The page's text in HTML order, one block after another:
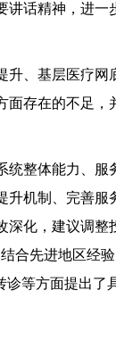
讲话精神，进一
、基层医疗网
面存在的不足，
统整体能力、服
升机制、完善服
深化，建议调整
合先进地区经
诊等方面提出了